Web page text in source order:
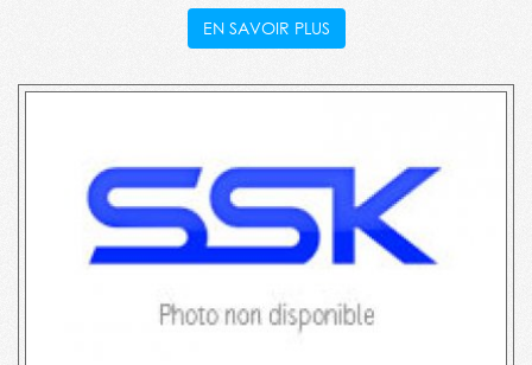
EN SAVOIR PLUS